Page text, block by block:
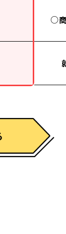
○